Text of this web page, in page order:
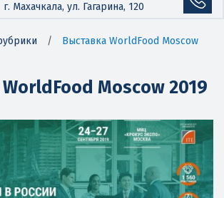
г. Махачкала, ул. Гагарина, 120
/
Выставка WorldFood Moscow
Moscow 2019